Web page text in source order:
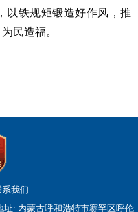
以铁规矩锻造好作风，推
民造福。
系我们
: 内蒙古呼和浩特市赛罕区呼伦